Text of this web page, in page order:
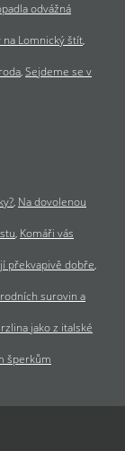
odvážná
na Lomnický štít
Sejdeme se v
Na dovolenou
Komáři vás
překvapivě dobře
surovin a
jako z italské
šperkům